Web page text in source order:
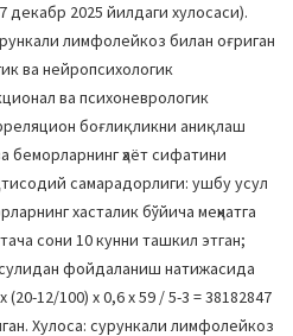
2025 йилдаги хулосаси).
лимфолейкоз билан оғриган
ва нейропсихологик
ва психоневрологик
боғлиқликни аниқлаш
беморларнинг ҳаёт сифатини
самарадорлиги: ушбу усул
хасталик бўйича меҳнатга
сони 10 кунни ташкил этган;
фойдаланиш натижасида
(20-12/100) х 0,6 х 59 / 5-3 = 38182847
Хулоса: сурункали лимфолейкоз